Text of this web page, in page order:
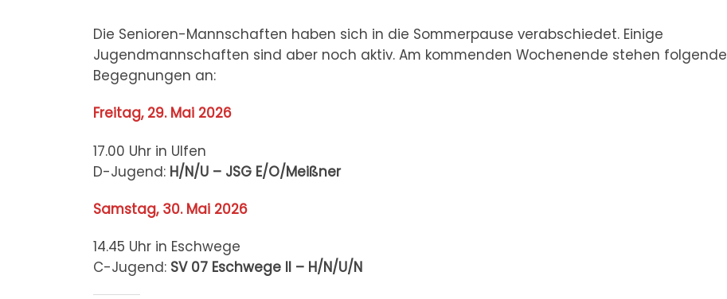
Die Senioren-Mannschaften haben sich in die Sommerpause verabschiedet. Einige
Jugendmannschaften sind aber noch aktiv. Am kommenden Wochenende stehen folgende
Begegnungen an:
Freitag, 29. Mai 2026
17.00 Uhr in Ulfen
D-Jugend: H/N/U – JSG E/O/Meißner
Samstag, 30. Mai 2026
14.45 Uhr in Eschwege
C-Jugend: SV 07 Eschwege II – H/N/U/N